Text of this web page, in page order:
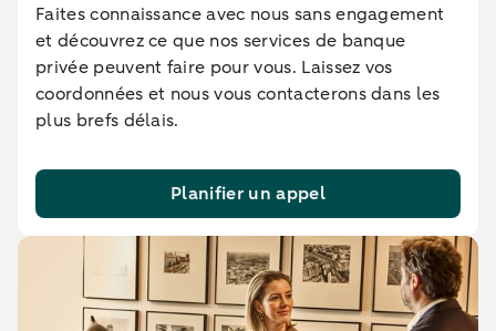
Faites connaissance avec nous sans engagement
et découvrez ce que nos services de banque
privée peuvent faire pour vous. Laissez vos
coordonnées et nous vous contacterons dans les
plus brefs délais.
Planifier un appel